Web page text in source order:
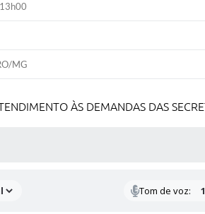
MG
ÀS DEMANDAS DAS
Tom de voz: